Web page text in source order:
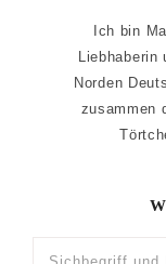
Ich bin
Liebhaberin
Norden
zusammen